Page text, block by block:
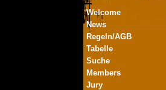
Welcome
News
Regeln/AGB
Tabelle
Suche
Members
Jury